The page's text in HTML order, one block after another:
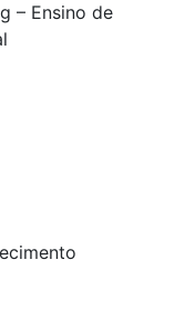
– Ensino de